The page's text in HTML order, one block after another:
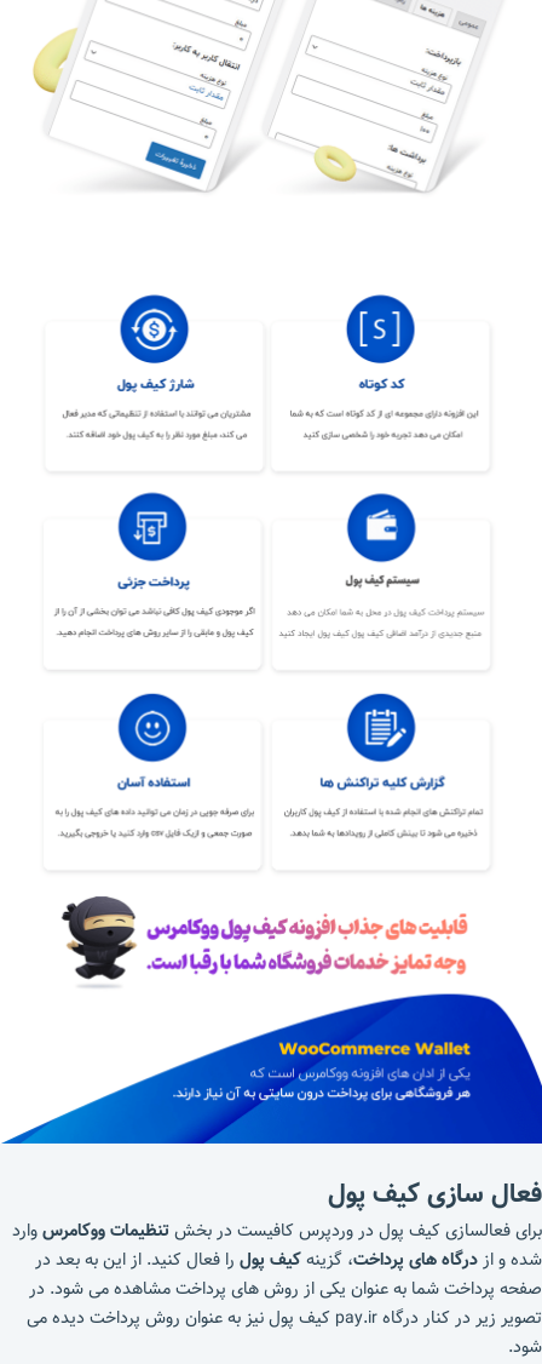
فعال سازی کیف پول
برای فعالسازی کیف پول در وردپرس کافیست در بخشتنظیمات ووکامرسوارد
شده و ازدرگاه های پرداخت، گزینهکیف پول را فعال کنید. از این به بعد در
صفحه پرداخت شما به عنوان یکی از روش های پرداخت مشاهده می شود. در
تصویر زیر در کنار درگاه pay.ir کیف پول نیز به عنوان روش پرداخت دیده می
شود.